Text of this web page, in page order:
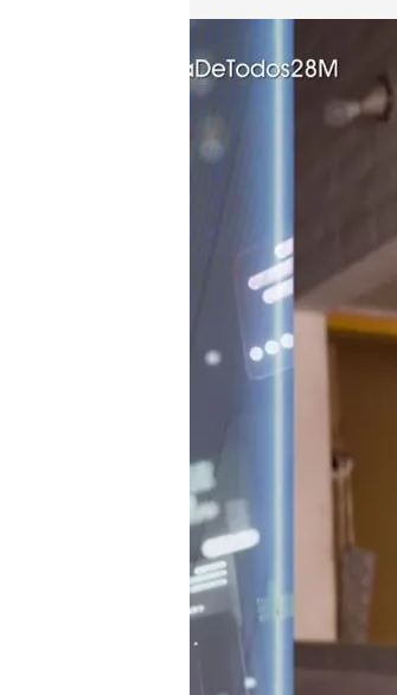
En boca de todos
Gero
La actitud
programa
¿Quién
su
Compartir
El
de
que le
ocurrido.
y el